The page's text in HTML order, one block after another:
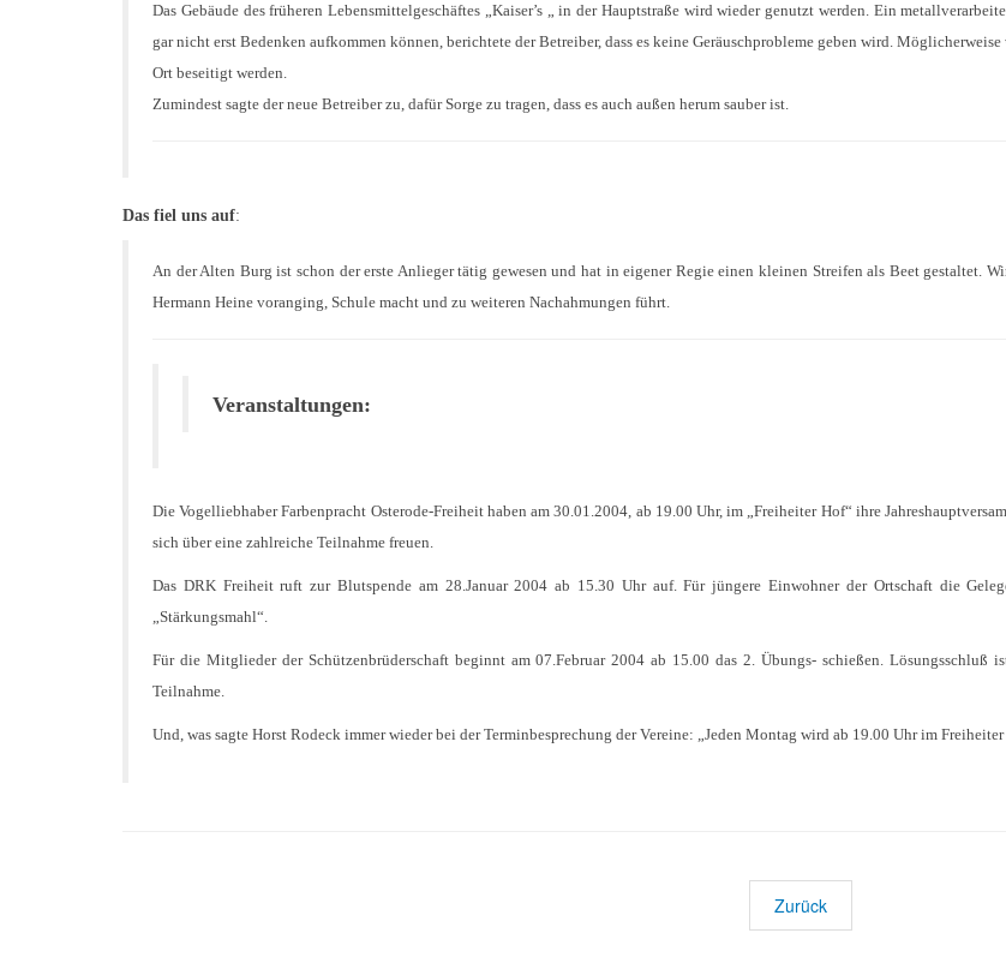
Das Gebäude des früheren Lebensmittelgeschäftes „Kaiser’s „ in der Hauptstraße wird wieder genutzt werden. Ein
gar nicht erst Bedenken aufkommen können, berichtete der Betreiber, dass es keine Geräuschprobleme geben wird.
Ort beseitigt werden.
Zumindest sagte der neue Betreiber zu, dafür Sorge zu tragen, dass es auch außen herum sauber ist.
Das fiel uns auf:
An der Alten Burg ist schon der erste Anlieger tätig gewesen und hat in eigener Regie einen kleinen Streifen als Beet gestaltet.
Hermann Heine voranging, Schule macht und zu weiteren Nachahmungen führt.
Veranstaltungen:
Die Vogelliebhaber Farbenpracht Osterode-Freiheit haben am 30.01.2004, ab 19.00 Uhr, im „Freiheiter Hof“ ihre
sich über eine zahlreiche Teilnahme freuen.
Das DRK Freiheit ruft zur Blutspende am 28.Januar 2004 ab 15.30 Uhr auf. Für jüngere Einwohner der Ortschaft die
„Stärkungsmahl“.
Für die Mitglieder der Schützenbrüderschaft beginnt am 07.Februar 2004 ab 15.00 das 2. Übungs- schießen. Lösungsschluß
Teilnahme.
Und, was sagte Horst Rodeck immer wieder bei der Terminbesprechung der Vereine: „Jeden Montag wird ab 19.00 Uhr im Freiheiter
Zurück